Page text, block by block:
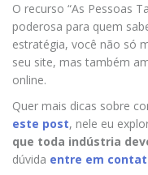
O recurso “As Pessoas
poderosa para quem
estratégia, você não só
seu site, mas também
online.
Quer mais dicas sobre
este post, nele eu
que toda indústria
dúvida entre em